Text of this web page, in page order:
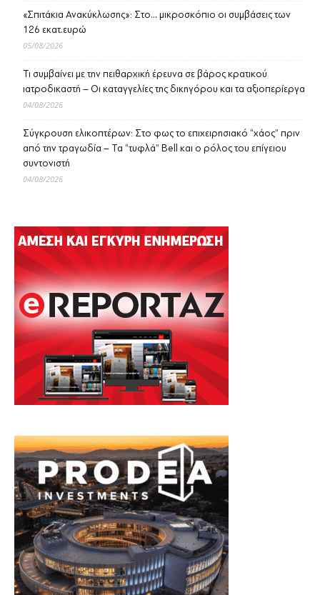
«Σπιτάκια Ανακύκλωσης»: Στο… μικροσκόπιο οι συμβάσεις των
126 εκατ.ευρώ
05/08/2026
Τι συμβαίνει με την πειθαρχική έρευνα σε βάρος κρατικού
ιατροδικαστή – Οι καταγγελίες της δικηγόρου και τα αξιοπερίεργα
04/08/2026
Σύγκρουση ελικοπτέρων: Στο φως το επιχειρησιακό “χάος” πριν
από την τραγωδία – Τα “τυφλά” Bell και ο ρόλος του επίγειου
συντονιστή
04/08/2026